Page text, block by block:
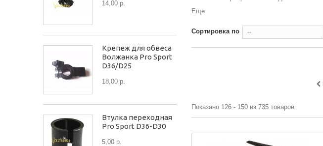
14,00 р.
Крепеж для обвеса
Волжанка Pro Sport
D36/D25
18,00 р.
Втулка переходная
Pro Sport D36-D30
5,00 р.
Еще
Сортировка по --
Показано 126 - 150 из 735 товаров